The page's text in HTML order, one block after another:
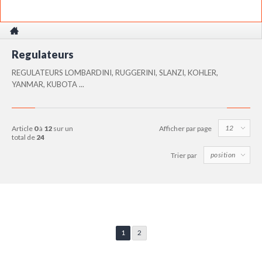
Regulateurs
REGULATEURS LOMBARDINI, RUGGERINI, SLANZI, KOHLER,
YANMAR, KUBOTA ...
article 0à 12 sur un
total de 24
Afficher par page
Trier par
1 2